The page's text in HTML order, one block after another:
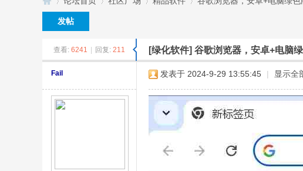
» › ›
发帖
查看: 6241 回复: 211 [绿化软件] 谷歌浏览器，安卓+电脑
Fail 发表于 2024-9-29 13:55:45 | 显示全